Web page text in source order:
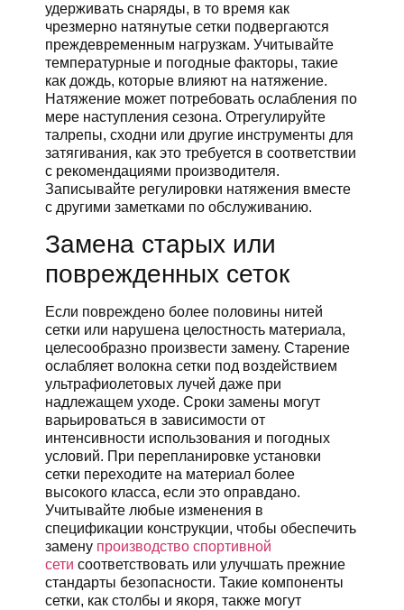
удерживать снаряды, в то время как
чрезмерно натянутые сетки подвергаются
преждевременным нагрузкам. Учитывайте
температурные и погодные факторы, такие
как дождь, которые влияют на натяжение.
Натяжение может потребовать ослабления по
мере наступления сезона. Отрегулируйте
талрепы, сходни или другие инструменты для
затягивания, как это требуется в соответствии
с рекомендациями производителя.
Записывайте регулировки натяжения вместе
с другими заметками по обслуживанию.
Замена старых или
поврежденных сеток
Если повреждено более половины нитей
сетки или нарушена целостность материала,
целесообразно произвести замену. Старение
ослабляет волокна сетки под воздействием
ультрафиолетовых лучей даже при
надлежащем уходе. Сроки замены могут
варьироваться в зависимости от
интенсивности использования и погодных
условий. При перепланировке установки
сетки переходите на материал более
высокого класса, если это оправдано.
Учитывайте любые изменения в
спецификации конструкции, чтобы обеспечить
замену производство спортивной
сети соответствовать или улучшать прежние
стандарты безопасности. Такие компоненты
сетки, как столбы и якоря, также могут